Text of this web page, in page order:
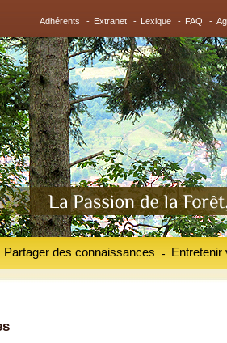
Adhérents - Extranet - Lexique - FAQ -
Partager des connaissances Entretenir
-